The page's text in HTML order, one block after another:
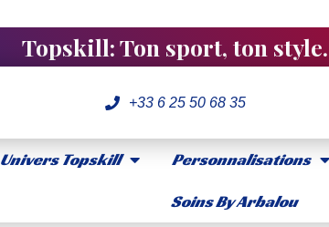
Topskill: Ton sport, ton style.
+33 6 25 50 68 35
Univers Topskill Personnalisations
Soins By Arbalou